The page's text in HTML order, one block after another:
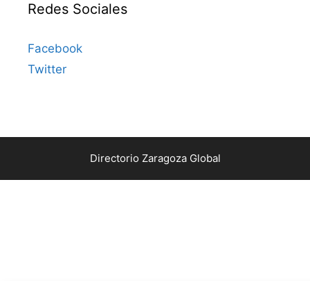
Redes Sociales
Facebook
Twitter
Directorio Zaragoza Global